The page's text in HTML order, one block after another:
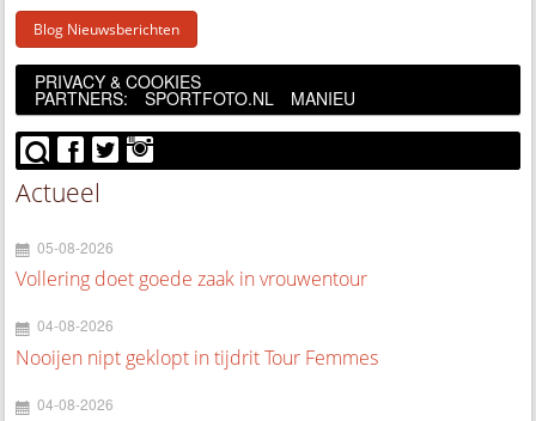
Blog Nieuwsberichten
PRIVACY & COOKIES
PARTNERS: SPORTFOTO.NL MANIEU
Actueel
05-08-2026
Vollering doet goede zaak in vrouwentour
04-08-2026
Nooijen nipt geklopt in tijdrit Tour Femmes
04-08-2026